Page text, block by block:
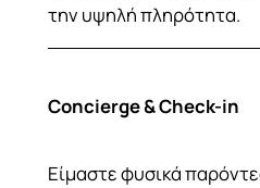
την υψηλή πληρότητα.
Concierge & Check-in
Είμαστε φυσικά